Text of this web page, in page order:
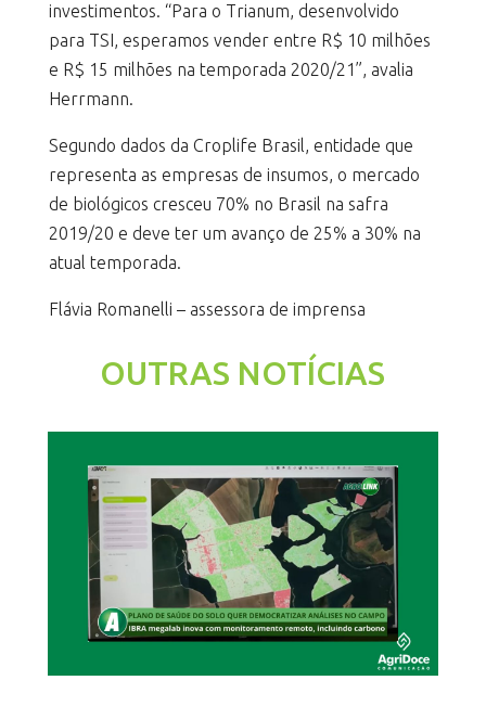
investimentos. “Para o Trianum, desenvolvido
para TSI, esperamos vender entre R$ 10 milhões
e R$ 15 milhões na temporada 2020/21”, avalia
Herrmann.
Segundo dados da Croplife Brasil, entidade que
representa as empresas de insumos, o mercado
de biológicos cresceu 70% no Brasil na safra
2019/20 e deve ter um avanço de 25% a 30% na
atual temporada.
Flávia Romanelli – assessora de imprensa
OUTRAS NOTÍCIAS